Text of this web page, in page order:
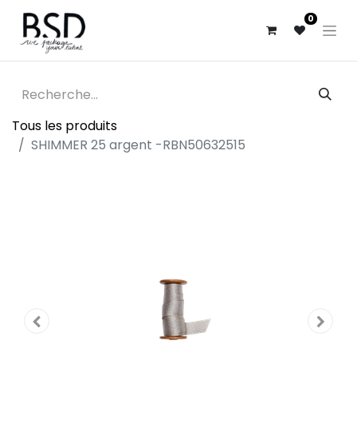
0
Tous les produits
SHIMMER 25 argent -RBN50632515